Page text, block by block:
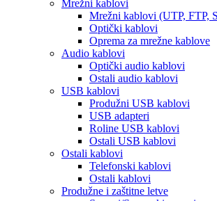
Mrežni kablovi
Mrežni kablovi (UTP, FTP,
Optički kablovi
Oprema za mrežne kablove
Audio kablovi
Optički audio kablovi
Ostali audio kablovi
USB kablovi
Produžni USB kablovi
USB adapteri
Roline USB kablovi
Ostali USB kablovi
Ostali kablovi
Telefonski kablovi
Ostali kablovi
Produžne i zaštitne letve